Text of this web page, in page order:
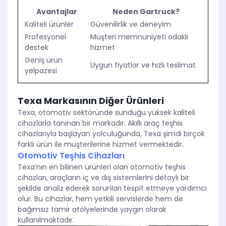
Avantajlar
Neden Gartruck?
Kaliteli ürünler
Güvenilirlik ve deneyim
Profesyonel
destek
Müşteri memnuniyeti odaklı
hizmet
Geniş ürün
yelpazesi
Uygun fiyatlar ve hızlı teslimat
Texa Markasının Diğer Ürünleri
Texa, otomotiv sektöründe sunduğu yüksek kaliteli
cihazlarla tanınan bir markadır. Akıllı araç teşhis
cihazlarıyla başlayan yolculuğunda, Texa şimdi birçok
farklı ürün ile müşterilerine hizmet vermektedir.
Otomotiv Teşhis Cihazları
Texa’nın en bilinen ürünleri olan otomotiv teşhis
cihazları, araçların iç ve dış sistemlerini detaylı bir
şekilde analiz ederek sorunları tespit etmeye yardımcı
olur. Bu cihazlar, hem yetkili servislerde hem de
bağımsız tamir atölyelerinde yaygın olarak
kullanılmaktadır.